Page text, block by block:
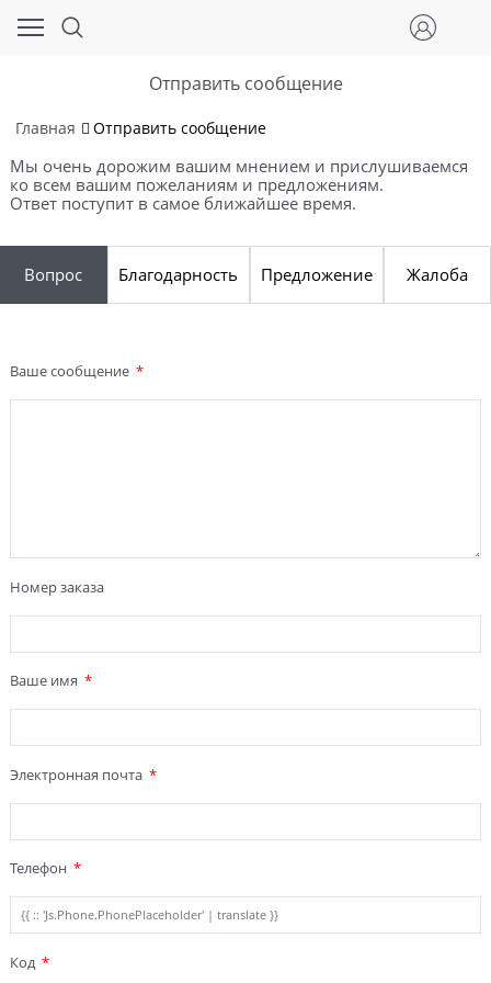
Отправить сообщение
Главная Отправить сообщение
Мы очень дорожим вашим мнением и прислушиваемся
ко всем вашим пожеланиям и предложениям.
Ответ поступит в самое ближайшее время.
Вопрос Благодарность Предложение Жалоба
Ваше сообщение
Номер заказа
Ваше имя
Электронная почта
Телефон
Код